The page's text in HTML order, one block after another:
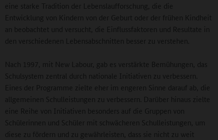
eine starke Tradition der Lebenslaufforschung, die die
Entwicklung von Kindern von der Geburt oder der frühen Kindheit
an beobachtet und versucht, die Einflussfaktoren und Resultate in
den verschiedenen Lebensabschnitten besser zu verstehen.
Nach 1997, mit New Labour, gab es verstärkte Bemühungen, das
Schulsystem zentral durch nationale Initiativen zu verbessern.
Eines der Programme zielte eher im engeren Sinne darauf ab, die
allgemeinen Schulleistungen zu verbessern. Darüber hinaus zielte
eine Reihe von Initiativen besonders auf die Gruppen von
Schülerinnen und Schüler mit schwächeren Schulleistungen, um
diese zu fördern und zu gewährleisten, dass sie nicht zu weit